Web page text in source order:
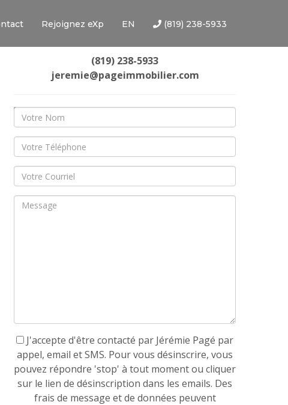
Rejoignez eXp EN (819) 238-5933
(819) 238-5933
jeremie@pageimmobilier.com
J'accepte d'être contacté par Jérémie Pagé par
appel, email et SMS. Pour vous désinscrire, vous
pouvez répondre 'stop' à tout moment ou cliquer
sur le lien de désinscription dans les emails. Des
frais de message et de données peuvent